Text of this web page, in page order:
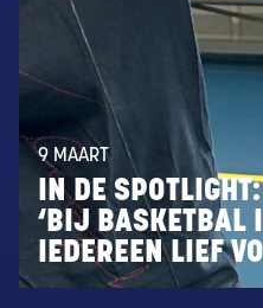
9 MAART
IN DE
‘BIJ BASKETBAL
IEDEREEN LIEF